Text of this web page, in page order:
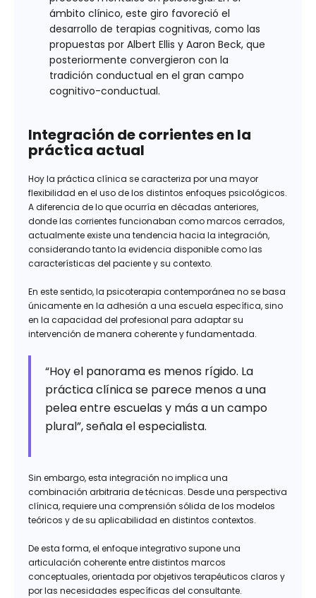
ámbito clínico, este giro favoreció el
desarrollo de terapias cognitivas, como las
propuestas por Albert Ellis y Aaron Beck, que
posteriormente convergieron con la
tradición conductual en el gran campo
cognitivo-conductual.
Integración de corrientes en la
práctica actual
Hoy la práctica clínica se caracteriza por una mayor
flexibilidad en el uso de los distintos enfoques psicológicos.
A diferencia de lo que ocurría en décadas anteriores,
donde las corrientes funcionaban como marcos cerrados,
actualmente existe una tendencia hacia la integración,
considerando tanto la evidencia disponible como las
características del paciente y su contexto.
En este sentido, la psicoterapia contemporánea no se basa
únicamente en la adhesión a una escuela específica, sino
en la capacidad del profesional para adaptar su
intervención de manera coherente y fundamentada.
“Hoy el panorama es menos rígido. La
práctica clínica se parece menos a una
pelea entre escuelas y más a un campo
plural”, señala el especialista.
Sin embargo, esta integración no implica una
combinación arbitraria de técnicas. Desde una perspectiva
clínica, requiere una comprensión sólida de los modelos
teóricos y de su aplicabilidad en distintos contextos.
De esta forma, el enfoque integrativo supone una
articulación coherente entre distintos marcos
conceptuales, orientada por objetivos terapéuticos claros y
por las necesidades específicas del consultante.